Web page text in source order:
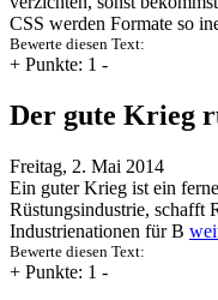
CSS werden Formate so
Bewerte diesen Text:
+ Punkte: 1 -
Der gute Krieg
Freitag, 2. Mai 2014
Ein guter Krieg ist ein
Rüstungsindustrie, schafft
Industrienationen für B
Bewerte diesen Text:
+ Punkte: 1 -